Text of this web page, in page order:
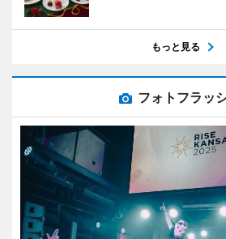
もっと見る
フォトフラッ